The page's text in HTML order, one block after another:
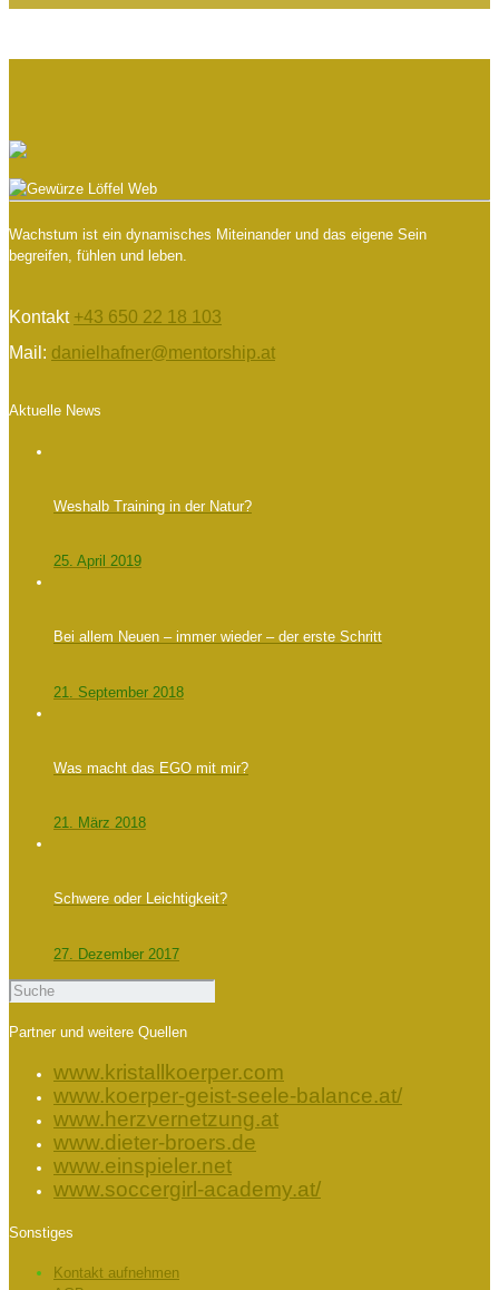
Wachstum ist ein dynamisches Miteinander und das eigene Sein
begreifen, fühlen und leben.
Kontakt +43 650 22 18 103
Mail: danielhafner@mentorship.at
Aktuelle News
Weshalb Training in der Natur?
25. April 2019
Bei allem Neuen – immer wieder – der erste Schritt
21. September 2018
Was macht das EGO mit mir?
21. März 2018
Schwere oder Leichtigkeit?
27. Dezember 2017
Partner und weitere Quellen
www.kristallkoerper.com
www.koerper-geist-seele-balance.at/
www.herzvernetzung.at
www.dieter-broers.de
www.einspieler.net
www.soccergirl-academy.at/
Sonstiges
Kontakt aufnehmen